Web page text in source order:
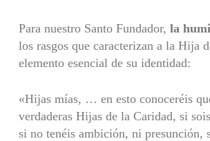
Para nuestro Santo Fundador, la
los rasgos que carac­terizan a la Hija
elemento esencial de su identidad:
«Hijas mías, … en esto conoceréis
verdaderas Hijas de la Caridad, si
si no tenéis ambición, ni presunción,